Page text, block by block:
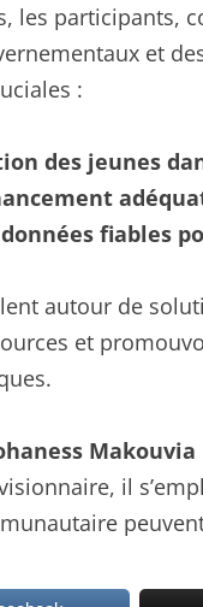
les participants,
et
:
des jeunes
données fiables
autour de
et
Makouvia
il